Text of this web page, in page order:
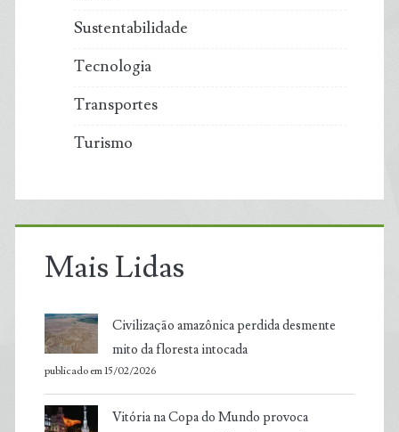
Sustentabilidade
Tecnologia
Transportes
Turismo
Mais Lidas
Civilização amazônica perdida desmente
mito da floresta intocada
publicado em 15/02/2026
Vitória na Copa do Mundo provoca